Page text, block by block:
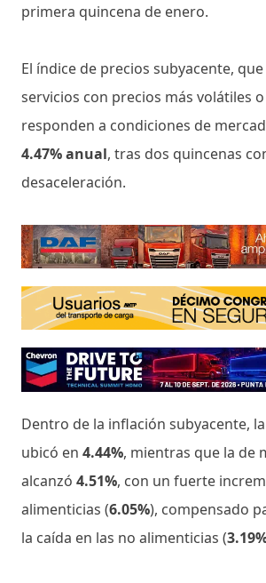
primera quincena de enero.
El índice de precios subyacente,
servicios con precios más volátiles
responden a condiciones de
4.47% anual, tras dos quincenas
desaceleración.
Dentro de la inflación subyacente,
ubicó en 4.44%, mientras que la de
alcanzó 4.51%, con un fuerte
alimenticias (6.05%), compensado
la caída en las no alimenticias (